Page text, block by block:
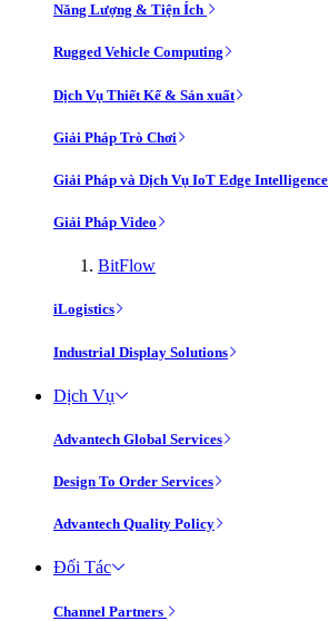
Năng Lượng & Tiện Ích
Rugged Vehicle Computing
Dịch Vụ Thiết Kế & Sản xuất
Giải Pháp Trò Chơi
Giải Pháp và Dịch Vụ IoT Edge Intelligence
Giải Pháp Video
BitFlow
iLogistics
Industrial Display Solutions
Dịch Vụ
Advantech Global Services
Design To Order Services
Advantech Quality Policy
Đối Tác
Channel Partners